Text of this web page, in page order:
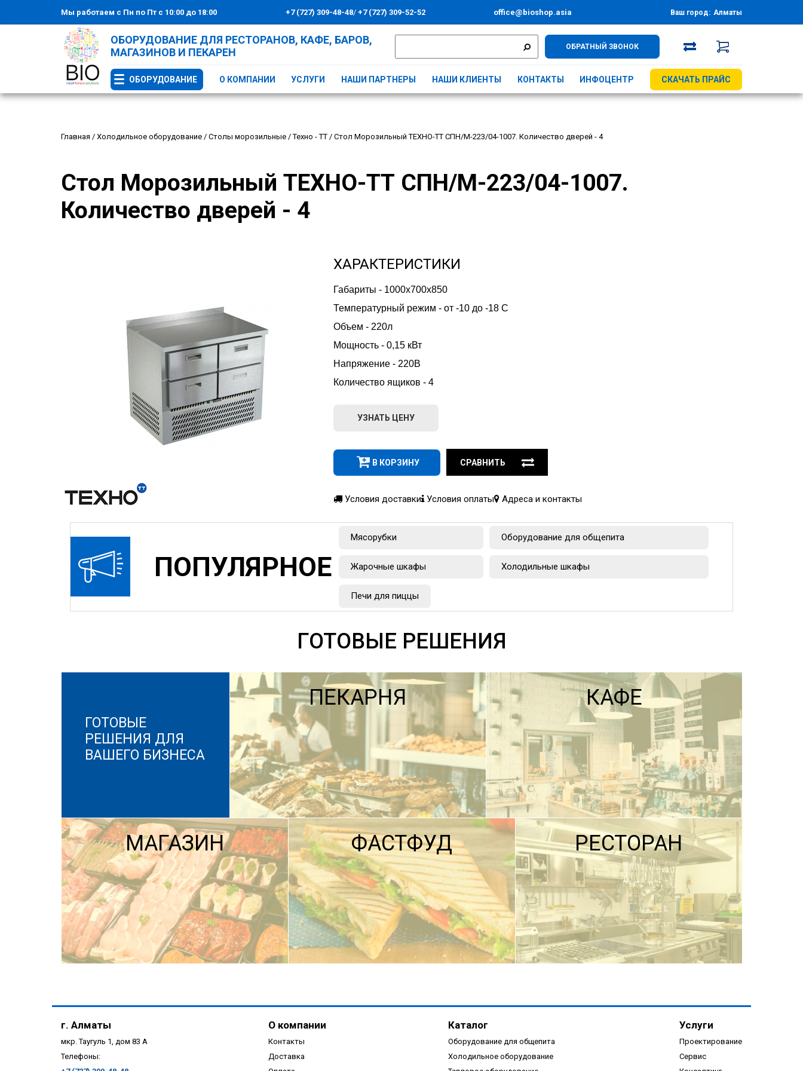
Мы работаем с Пн по Пт с 10:00 до 18:00 +7 (727) 309-48-48/+7 (727) 309-52-52 office@bioshop.asia Ваш город: Алматы
ОБОРУДОВАНИЕ ДЛЯ РЕСТОРАНОВ, КАФЕ, БАРОВ,
МАГАЗИНОВ И ПЕКАРЕН
ОБРАТНЫЙ ЗВОНОК
ОБОРУДОВАНИЕ О КОМПАНИИ УСЛУГИ НАШИ ПАРТНЕРЫ НАШИ КЛИЕНТЫ КОНТАКТЫ ИНФОЦЕНТР СКАЧАТЬ ПРАЙС
Главная / Холодильное оборудование / Столы морозильные /Техно - ТТ / Стол Морозильный ТЕХНО-ТТ СПН/М-223/04-1007. Количество дверей - 4
Стол Морозильный ТЕХНО-ТТ СПН/М-223/04-1007.
Количество дверей - 4
ХАРАКТЕРИСТИКИ
Габариты - 1000х700х850
Температурный режим - от -10 до -18 С
Объем - 220л
Мощность - 0,15 кВт
Напряжение - 220В
Количество ящиков - 4
УЗНАТЬ ЦЕНУ
В КОРЗИНУ СРАВНИТЬ
Условия доставки Условия оплаты Адреса и контакты
ПОПУЛЯРНОЕ
Мясорубки Оборудование для общепита
Жарочные шкафы Холодильные шкафы
Печи для пиццы
ГОТОВЫЕ РЕШЕНИЯ
ГОТОВЫЕ
РЕШЕНИЯ ДЛЯ
ВАШЕГО БИЗНЕСА
ПЕКАРНЯ
ПОДРОБНЕЕ
КАФЕ
ПОДРОБНЕЕ
МАГАЗИН ФАСТФУД РЕСТОРАН
г. Алматы
мкр. Таугуль 1, дом 83 А
Телефоны:
О компании
Контакты
Доставка
Каталог
Оборудование для общепита
Холодильное оборудование
Услуги
Проектирование
Сервис